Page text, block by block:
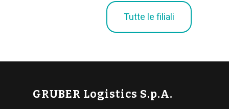
Tutte le filiali
GRUBER Logistics S.p.A.